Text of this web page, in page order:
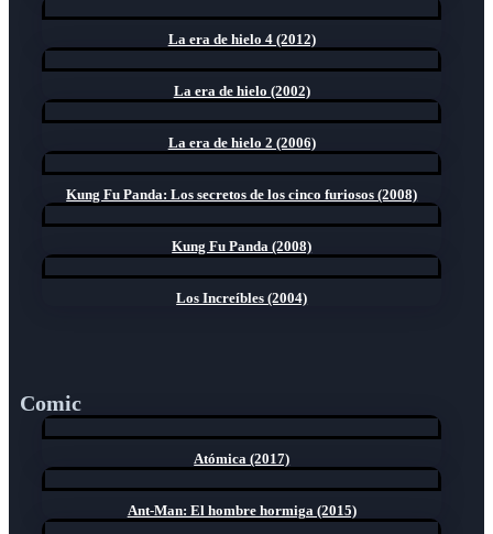
La era de hielo 4 (2012)
La era de hielo (2002)
La era de hielo 2 (2006)
Kung Fu Panda: Los secretos de los cinco furiosos (2008)
Kung Fu Panda (2008)
Los Increíbles (2004)
Comic
Atómica (2017)
Ant-Man: El hombre hormiga (2015)